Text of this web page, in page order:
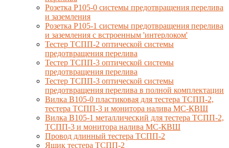
Розетка Р105-0 системы предотвращения перелива
и заземления
Розетка Р105-1 системы предотвращения перелива
и заземления с встроенным 'интерлоком'
Тестер ТСПП-2 оптической системы
предотвращения перелива
Тестер ТСПП-3 оптической системы
предотвращения перелива
Тестер ТСПП-3 оптической системы
предотвращения перелива в полной комплектации
Вилка В105-0 пластиковая для тестера ТСПП-2,
тестера ТСПП-3 и монитора налива МС-КВШ
Вилка В105-1 металлический для тестера ТСПП-2,
ТСПП-3 и монитора налива МС-КВШ
Провод длинный тестера ТСПП-2
Ящик тестера ТСПП-2